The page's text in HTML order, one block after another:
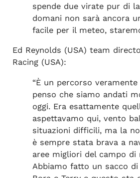
spende due virate pur di
domani non sarà ancora
facile per il meteo,
Ed Reynolds (USA) team
Racing (USA):
“È un percorso
penso che siamo andati
oggi. Era esattamente
aspettavamo qui, vento
situazioni difficili, ma la
è sempre stata brava a
aree migliori del campo di
Abbiamo fatto un sacco